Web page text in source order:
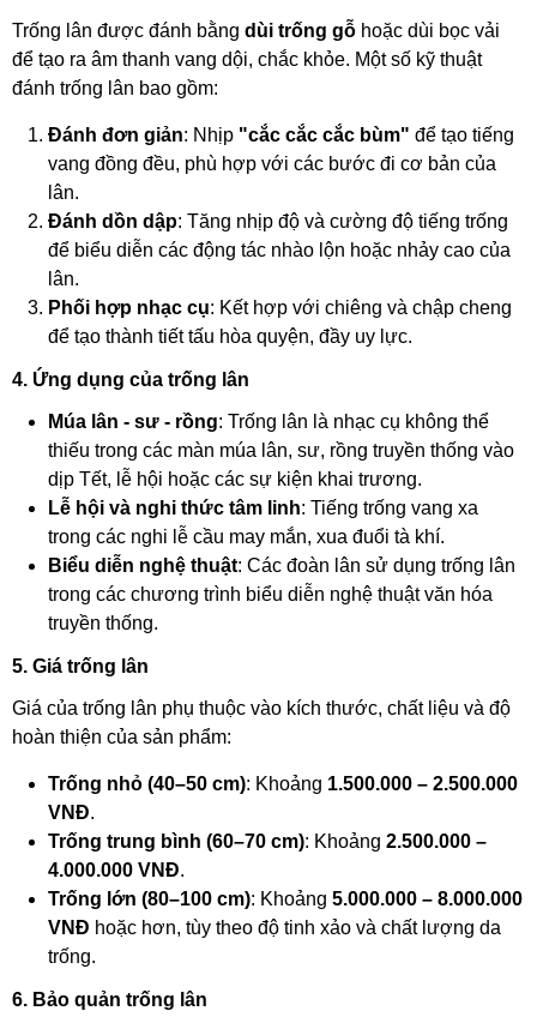
Trống lân được đánh bằng dùi trống gỗ hoặc dùi bọc vải
để tạo ra âm thanh vang dội, chắc khỏe. Một số kỹ thuật
đánh trống lân bao gồm:
Đánh đơn giản: Nhịp "cắc cắc cắc bùm" để tạo tiếng
vang đồng đều, phù hợp với các bước đi cơ bản của
lân.
Đánh dồn dập: Tăng nhịp độ và cường độ tiếng trống
để biểu diễn các động tác nhào lộn hoặc nhảy cao của
lân.
Phối hợp nhạc cụ: Kết hợp với chiêng và chập cheng
để tạo thành tiết tấu hòa quyện, đầy uy lực.
4. Ứng dụng của trống lân
Múa lân - sư - rồng: Trống lân là nhạc cụ không thể
thiếu trong các màn múa lân, sư, rồng truyền thống vào
dịp Tết, lễ hội hoặc các sự kiện khai trương.
Lễ hội và nghi thức tâm linh: Tiếng trống vang xa
trong các nghi lễ cầu may mắn, xua đuổi tà khí.
Biểu diễn nghệ thuật: Các đoàn lân sử dụng trống lân
trong các chương trình biểu diễn nghệ thuật văn hóa
truyền thống.
5. Giá trống lân
Giá của trống lân phụ thuộc vào kích thước, chất liệu và độ
hoàn thiện của sản phẩm:
Trống nhỏ (40–50 cm): Khoảng 1.500.000 – 2.500.000
VNĐ.
Trống trung bình (60–70 cm): Khoảng 2.500.000 –
4.000.000 VNĐ.
Trống lớn (80–100 cm): Khoảng 5.000.000 – 8.000.000
VNĐ hoặc hơn, tùy theo độ tinh xảo và chất lượng da
trống.
6. Bảo quản trống lân